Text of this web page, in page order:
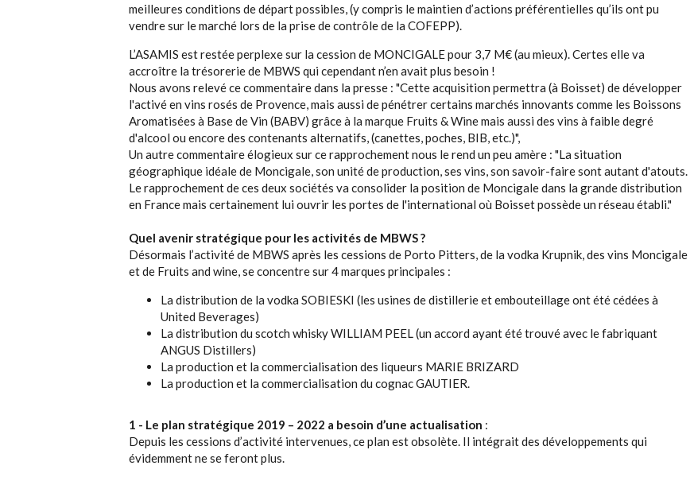
meilleures conditions de départ possibles, (y compris le maintien d’actions préférentielles qu’ils ont pu
vendre sur le marché lors de la prise de contrôle de la COFEPP).
L’ASAMIS est restée perplexe sur la cession de MONCIGALE pour 3,7 M€ (au mieux). Certes elle va
accroître la trésorerie de MBWS qui cependant n’en avait plus besoin !
Nous avons relevé ce commentaire dans la presse : "Cette acquisition permettra (à Boisset) de développer
l'activé en vins rosés de Provence, mais aussi de pénétrer certains marchés innovants comme les Boissons
Aromatisées à Base de Vin (BABV) grâce à la marque Fruits & Wine mais aussi des vins à faible degré
d'alcool ou encore des contenants alternatifs, (canettes, poches, BIB, etc.)",
Un autre commentaire élogieux sur ce rapprochement nous le rend un peu amère : "La situation
géographique idéale de Moncigale, son unité de production, ses vins, son savoir-faire sont autant d'atouts.
Le rapprochement de ces deux sociétés va consolider la position de Moncigale dans la grande distribution
en France mais certainement lui ouvrir les portes de l'international où Boisset possède un réseau établi."
Quel avenir stratégique pour les activités de MBWS ?
Désormais l’activité de MBWS après les cessions de Porto Pitters, de la vodka Krupnik, des vins Moncigale
et de Fruits and wine, se concentre sur 4 marques principales :
La distribution de la vodka SOBIESKI (les usines de distillerie et embouteillage ont été cédées à
United Beverages)
La distribution du scotch whisky WILLIAM PEEL (un accord ayant été trouvé avec le fabriquant
ANGUS Distillers)
La production et la commercialisation des liqueurs MARIE BRIZARD
La production et la commercialisation du cognac GAUTIER.
1 - Le plan stratégique 2019 – 2022 a besoin d’une actualisation :
Depuis les cessions d’activité intervenues, ce plan est obsolète. Il intégrait des développements qui
évidemment ne se feront plus.